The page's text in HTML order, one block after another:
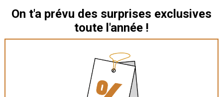
On t'a prévu des surprises exclusives
toute l'année !